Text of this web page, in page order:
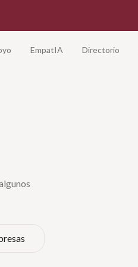
EmpatIA Directorio